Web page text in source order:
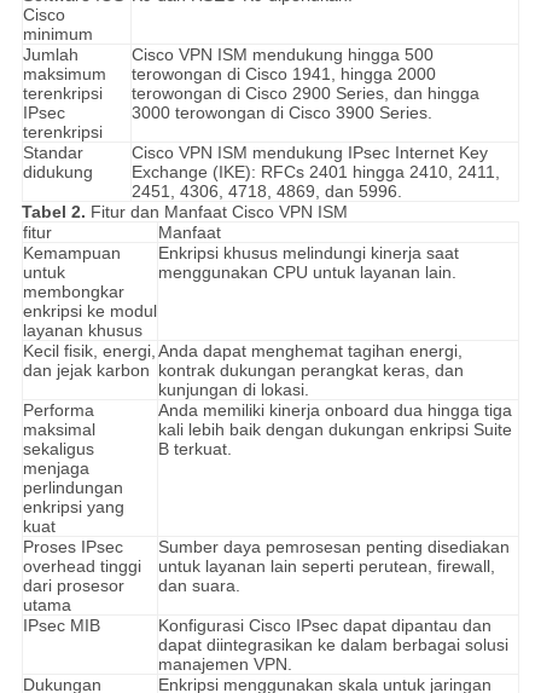
Cisco
minimum
Jumlah
maksimum
terenkripsi
IPsec
terenkripsi
Cisco VPN ISM mendukung hingga 500
terowongan di Cisco 1941, hingga 2000
terowongan di Cisco 2900 Series, dan hingga
3000 terowongan di Cisco 3900 Series.
Standar
didukung
Cisco VPN ISM mendukung IPsec Internet Key
Exchange (IKE): RFCs 2401 hingga 2410, 2411,
2451, 4306, 4718, 4869, dan 5996.
Tabel 2. Fitur dan Manfaat Cisco VPN ISM
fitur
Manfaat
Kemampuan
untuk
membongkar
enkripsi ke modul
layanan khusus
Enkripsi khusus melindungi kinerja saat
menggunakan CPU untuk layanan lain.
Kecil fisik, energi,
dan jejak karbon
Anda dapat menghemat tagihan energi,
kontrak dukungan perangkat keras, dan
kunjungan di lokasi.
Performa
maksimal
sekaligus
menjaga
perlindungan
enkripsi yang
kuat
Anda memiliki kinerja onboard dua hingga tiga
kali lebih baik dengan dukungan enkripsi Suite
B terkuat.
Proses IPsec
overhead tinggi
dari prosesor
utama
Sumber daya pemrosesan penting disediakan
untuk layanan lain seperti perutean, firewall,
dan suara.
IPsec MIB
Konfigurasi Cisco IPsec dapat dipantau dan
dapat diintegrasikan ke dalam berbagai solusi
manajemen VPN.
Dukungan
Enkripsi menggunakan skala untuk jaringan